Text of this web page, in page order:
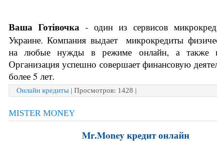
Ваша Готівочка - один из сервисов
Украине. Компания выдает  микрокредиты
на любые нужды в режиме онлайн, а также
Организация успешно совершает финансовую
более 5 лет.
Онлайн кредиты | Просмотров: 1428 |
MISTER MONEY
Mr.Money кредит онлайн